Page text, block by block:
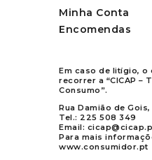
Minha Conta
Encomendas
Em caso de litígio,
recorrer a “CICAP –
Consumo”.
Rua Damião de
Tel.: 225 508 349
Email:
Para mais
www.consumidor.pt